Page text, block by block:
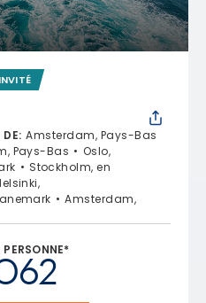
: Amsterdam, Pays-Bas
Pays-Bas
Oslo,
Stockholm, en
Amsterdam,